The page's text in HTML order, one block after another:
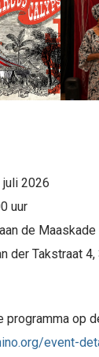
juli 2026
uur
de
der Takstraat
programma op
event-